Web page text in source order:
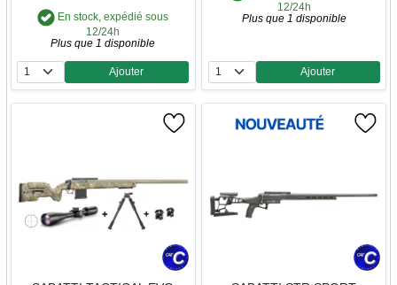
En stock, expédié sous
12/24h
Plus que 1 disponible
Quantité
Ajouter
12/24h
Plus que 1 disponible
Quantité
Ajouter